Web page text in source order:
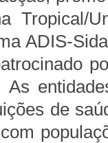
Tropical/
ADIS-
As
de